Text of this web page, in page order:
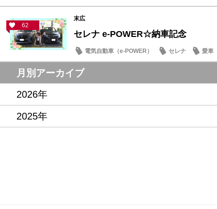
62
末広
セレナ e-POWER☆納車記念
電気自動車（e-POWER） セレナ 愛車
月別アーカイブ
2026年
2025年